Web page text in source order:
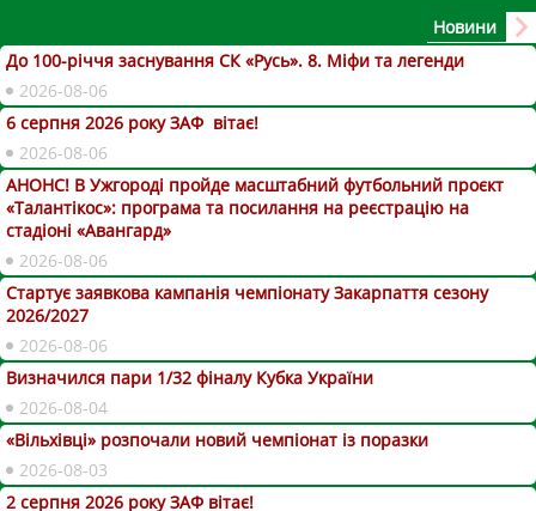
Новини
До 100-річчя заснування СК «Русь». 8. Міфи та легенди
2026-08-06
6 серпня 2026 року ЗАФ вітає!
2026-08-06
АНОНС! В Ужгороді пройде масштабний футбольний проєкт
«Талантікос»: програма та посилання на реєстрацію на
стадіоні «Авангард»
2026-08-06
Стартує заявкова кампанія чемпіонату Закарпаття сезону
2026/2027
2026-08-06
Визначился пари 1/32 фіналу Кубка України
2026-08-04
«Вільхівці» розпочали новий чемпіонат із поразки
2026-08-03
2 серпня 2026 року ЗАФ вітає!